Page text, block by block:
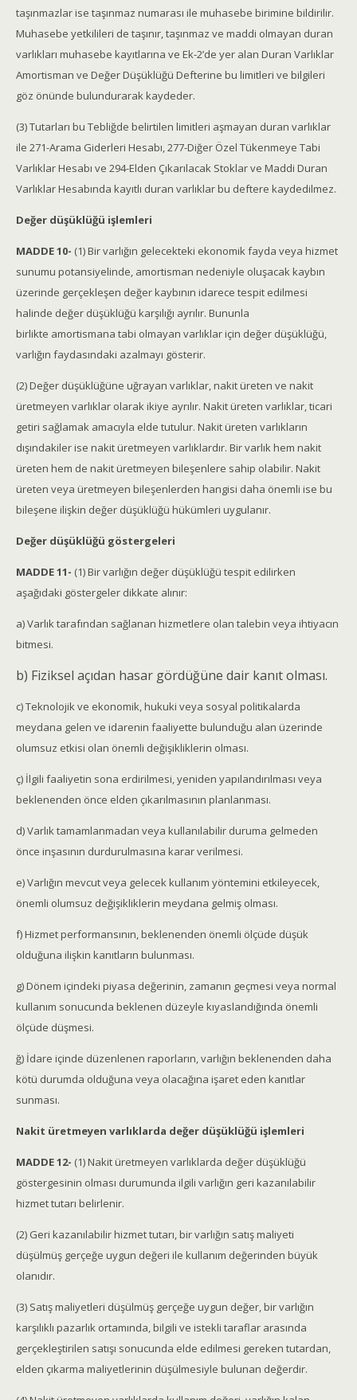
taşınmazlar ise taşınmaz numarası ile muhasebe birimine bildirilir.
Muhasebe yetkilileri de taşınır, taşınmaz ve maddi olmayan duran
varlıkları muhasebe kayıtlarına ve Ek-2’de yer alan Duran Varlıklar
Amortisman ve Değer Düşüklüğü Defterine bu limitleri ve bilgileri
göz önünde bulundurarak kaydeder.
(3) Tutarları bu Tebliğde belirtilen limitleri aşmayan duran varlıklar
ile 271-Arama Giderleri Hesabı, 277-Diğer Özel Tükenmeye Tabi
Varlıklar Hesabı ve 294-Elden Çıkarılacak Stoklar ve Maddi Duran
Varlıklar Hesabında kayıtlı duran varlıklar bu deftere kaydedilmez.
Değer düşüklüğü işlemleri
MADDE 10- (1) Bir varlığın gelecekteki ekonomik fayda veya hizmet
sunumu potansiyelinde, amortisman nedeniyle oluşacak kaybın
üzerinde gerçekleşen değer kaybının idarece tespit edilmesi
halinde değer düşüklüğü karşılığı ayrılır. Bununla
birlikte amortismana tabi olmayan varlıklar için değer düşüklüğü,
varlığın faydasındaki azalmayı gösterir.
(2) Değer düşüklüğüne uğrayan varlıklar, nakit üreten ve nakit
üretmeyen varlıklar olarak ikiye ayrılır. Nakit üreten varlıklar, ticari
getiri sağlamak amacıyla elde tutulur. Nakit üreten varlıkların
dışındakiler ise nakit üretmeyen varlıklardır. Bir varlık hem nakit
üreten hem de nakit üretmeyen bileşenlere sahip olabilir. Nakit
üreten veya üretmeyen bileşenlerden hangisi daha önemli ise bu
bileşene ilişkin değer düşüklüğü hükümleri uygulanır.
Değer düşüklüğü göstergeleri
MADDE 11- (1) Bir varlığın değer düşüklüğü tespit edilirken
aşağıdaki göstergeler dikkate alınır:
a) Varlık tarafından sağlanan hizmetlere olan talebin veya ihtiyacın
bitmesi.
b) Fiziksel açıdan hasar gördüğüne dair kanıt olması.
c) Teknolojik ve ekonomik, hukuki veya sosyal politikalarda
meydana gelen ve idarenin faaliyette bulunduğu alan üzerinde
olumsuz etkisi olan önemli değişikliklerin olması.
ç) İlgili faaliyetin sona erdirilmesi, yeniden yapılandırılması veya
beklenenden önce elden çıkarılmasının planlanması.
d) Varlık tamamlanmadan veya kullanılabilir duruma gelmeden
önce inşasının durdurulmasına karar verilmesi.
e) Varlığın mevcut veya gelecek kullanım yöntemini etkileyecek,
önemli olumsuz değişikliklerin meydana gelmiş olması.
f) Hizmet performansının, beklenenden önemli ölçüde düşük
olduğuna ilişkin kanıtların bulunması.
g) Dönem içindeki piyasa değerinin, zamanın geçmesi veya normal
kullanım sonucunda beklenen düzeyle kıyaslandığında önemli
ölçüde düşmesi.
ğ) İdare içinde düzenlenen raporların, varlığın beklenenden daha
kötü durumda olduğuna veya olacağına işaret eden kanıtlar
sunması.
Nakit üretmeyen varlıklarda değer düşüklüğü işlemleri
MADDE 12- (1) Nakit üretmeyen varlıklarda değer düşüklüğü
göstergesinin olması durumunda ilgili varlığın geri kazanılabilir
hizmet tutarı belirlenir.
(2) Geri kazanılabilir hizmet tutarı, bir varlığın satış maliyeti
düşülmüş gerçeğe uygun değeri ile kullanım değerinden büyük
olanıdır.
(3) Satış maliyetleri düşülmüş gerçeğe uygun değer, bir varlığın
karşılıklı pazarlık ortamında, bilgili ve istekli taraflar arasında
gerçekleştirilen satışı sonucunda elde edilmesi gereken tutardan,
elden çıkarma maliyetlerinin düşülmesiyle bulunan değerdir.